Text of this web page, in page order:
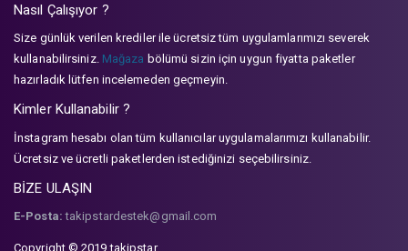
Nasıl Çalışıyor ?
Size günlük verilen krediler ile ücretsiz tüm uygulamlarımızı severek
kullanabilirsiniz. Mağaza bölümü sizin için uygun fiyatta paketler
hazırladık lütfen incelemeden geçmeyin.
Kimler Kullanabilir ?
İnstagram hesabı olan tüm kullanıcılar uygulamalarımızı kullanabilir.
Ücretsiz ve ücretli paketlerden istediğinizi seçebilirsiniz.
BİZE ULAŞIN
E-Posta: takipstardestek@gmail.com
Copyright © 2019 takipstar.